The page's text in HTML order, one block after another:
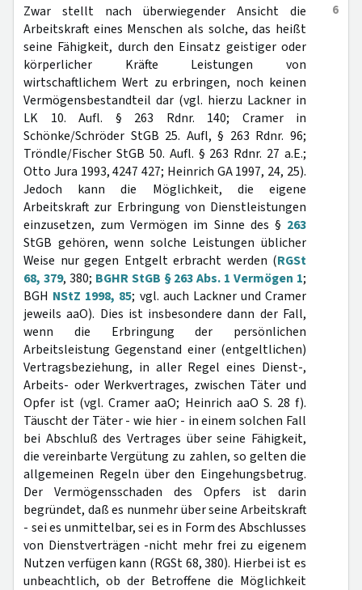
6
Zwar stellt nach überwiegender Ansicht die
Arbeitskraft eines Menschen als solche, das heißt
seine Fähigkeit, durch den Einsatz geistiger oder
körperlicher Kräfte Leistungen von
wirtschaftlichem Wert zu erbringen, noch keinen
Vermögensbestandteil dar (vgl. hierzu Lackner in
LK 10. Aufl. § 263 Rdnr. 140; Cramer in
Schönke/Schröder StGB 25. Aufl, § 263 Rdnr. 96;
Tröndle/Fischer StGB 50. Aufl. § 263 Rdnr. 27 a.E.;
Otto Jura 1993, 4247 427; Heinrich GA 1997, 24, 25).
Jedoch kann die Möglichkeit, die eigene
Arbeitskraft zur Erbringung von Dienstleistungen
einzusetzen, zum Vermögen im Sinne des § 263
StGB gehören, wenn solche Leistungen üblicher
Weise nur gegen Entgelt erbracht werden (RGSt
68, 379, 380; BGHR StGB § 263 Abs. 1 Vermögen 1;
BGH NStZ 1998, 85; vgl. auch Lackner und Cramer
jeweils aaO). Dies ist insbesondere dann der Fall,
wenn die Erbringung der persönlichen
Arbeitsleistung Gegenstand einer (entgeltlichen)
Vertragsbeziehung, in aller Regel eines Dienst-,
Arbeits- oder Werkvertrages, zwischen Täter und
Opfer ist (vgl. Cramer aaO; Heinrich aaO S. 28 f).
Täuscht der Täter - wie hier - in einem solchen Fall
bei Abschluß des Vertrages über seine Fähigkeit,
die vereinbarte Vergütung zu zahlen, so gelten die
allgemeinen Regeln über den Eingehungsbetrug.
Der Vermögensschaden des Opfers ist darin
begründet, daß es nunmehr über seine Arbeitskraft
- sei es unmittelbar, sei es in Form des Abschlusses
von Dienstverträgen -nicht mehr frei zu eigenem
Nutzen verfügen kann (RGSt 68, 380). Hierbei ist es
unbeachtlich, ob der Betroffene die Möglichkeit